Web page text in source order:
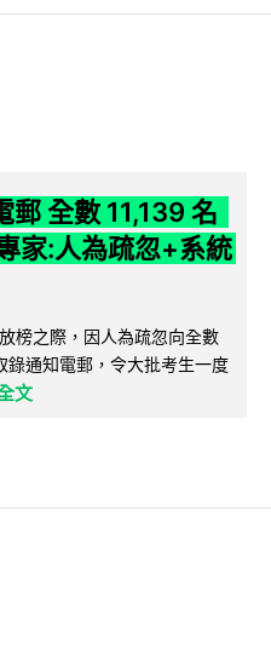
郵 全數 11,139 名
家:人為疏忽+系統
榜之際，因人為疏忽向全數
通知電郵，令大批考生一度
文